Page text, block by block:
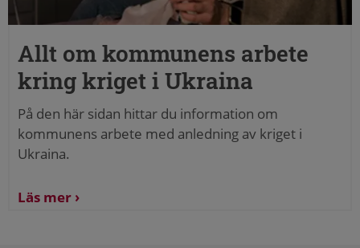
Allt om kommunens arbete
kring kriget i Ukraina
På den här sidan hittar du information om
kommunens arbete med anledning av kriget i
Ukraina.
Läs mer